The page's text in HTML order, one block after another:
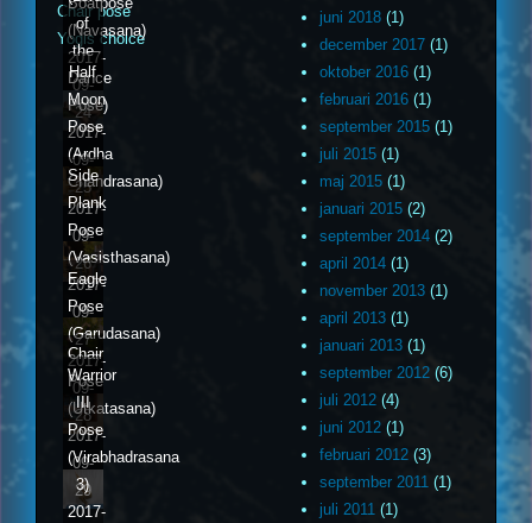
Chair pose
Yogis choice
(Navasana)
2017-
09-
24
of
the
Dance
Pose)
2017-
09-
25
Half
Moon
Pose
(Ardha
Chandrasana)
2017-
09-
26
Side
Plank
Pose
(Vasisthasana)
2017-
09-
27
Eagle
Pose
(Garudasana)
2017-
09-
28
Chair
Pose
(Utkatasana)
2017-
09-
29
Warrior
III
Pose
(Virabhadrasana
3)
2017-
juni 2018 (1)
december 2017 (1)
oktober 2016 (1)
februari 2016 (1)
september 2015 (1)
juli 2015 (1)
maj 2015 (1)
januari 2015 (2)
september 2014 (2)
april 2014 (1)
november 2013 (1)
april 2013 (1)
januari 2013 (1)
september 2012 (6)
juli 2012 (4)
juni 2012 (1)
februari 2012 (3)
september 2011 (1)
juli 2011 (1)